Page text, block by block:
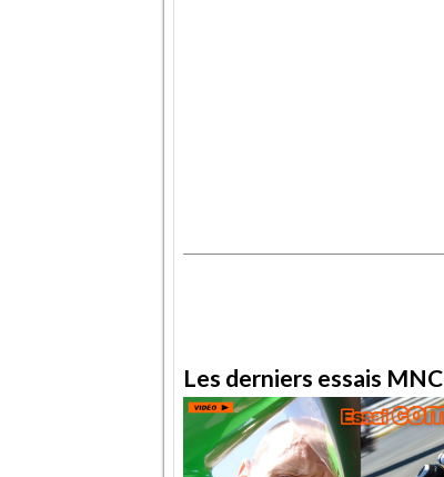
Les derniers essais MNC